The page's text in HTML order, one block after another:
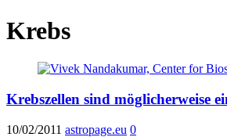
Krebs
Krebszellen sind möglicherweise
10/02/2011 astropage.eu 0